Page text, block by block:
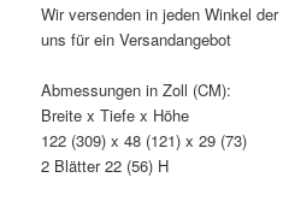
Wir versenden in jeden Winkel
uns für ein Versandangebot
Abmessungen in Zoll (CM):
Breite x Tiefe x Höhe
122 (309) x 48 (121) x 29 (73)
2 Blätter 22 (56) H